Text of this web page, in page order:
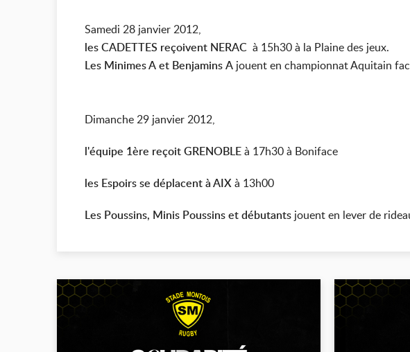
Samedi 28 janvier 2012,
les CADETTES reçoivent NERAC à 15h30 à la Plaine des jeux.
Les Minimes A et Benjamins A jouent en championnat Aquitain
Dimanche 29 janvier 2012,
l'équipe 1ère reçoit GRENOBLEà 17h30 à Boniface
les Espoirs se déplacent à AIXà 13h00
Les Poussins, Minis Poussins et débutants jouent en lever de